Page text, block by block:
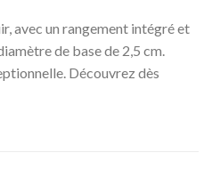
avec un rangement intégré et
de base de 2,5 cm.
Découvrez dès